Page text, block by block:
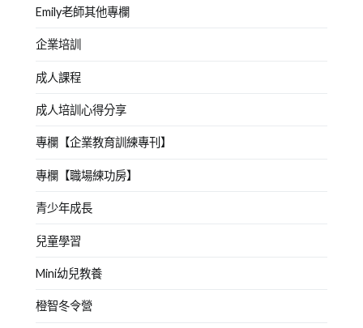
Emily老師其他專欄
企業培訓
成人課程
成人培訓心得分享
專欄【企業教育訓練專刊】
專欄【職場練功房】
青少年成長
兒童學習
Mini幼兒教養
橙智冬令營